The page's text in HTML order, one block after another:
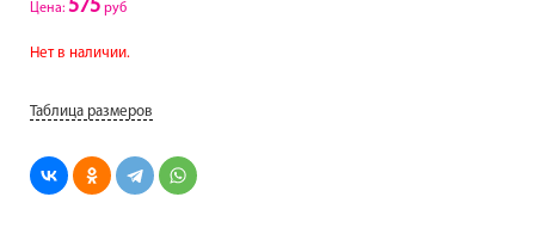
Цена: 575 руб
Нет в наличии.
Таблица размеров